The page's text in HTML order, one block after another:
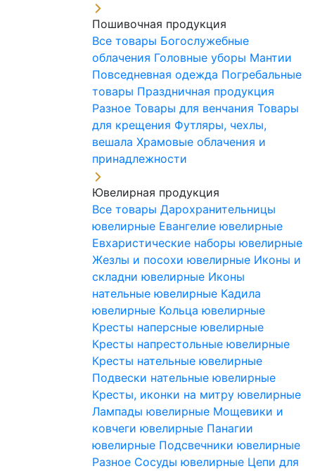
Пошивочная продукция
Все товары Богослужебные
облачения Головные уборы Мантии
Повседневная одежда Погребальные
товары Праздничная продукция
Разное Товары для венчания Товары
для крещения Футляры, чехлы,
вешала Храмовые облачения и
принадлежности
Ювелирная продукция
Все товары Дарохранительницы
ювелирные Евангелие ювелирные
Евхаристические наборы ювелирные
Жезлы и посохи ювелирные Иконы и
складни ювелирные Иконы
нательные ювелирные Кадила
ювелирные Кольца ювелирные
Кресты наперсные ювелирные
Кресты напрестольные ювелирные
Кресты нательные ювелирные
Подвески нательные ювелирные
Кресты, иконки на митру ювелирные
Лампады ювелирные Мощевики и
ковчеги ювелирные Панагии
ювелирные Подсвечники ювелирные
Разное Сосуды ювелирные Цепи для